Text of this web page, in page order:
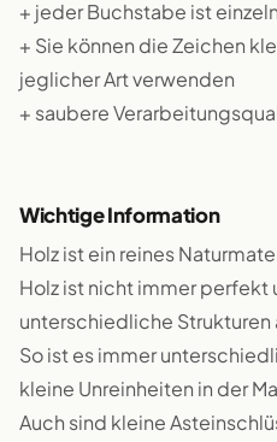
+ jeder Buchstabe ist einzeln
+ Sie können die Zeichen
jeglicher Art verwenden
+ saubere
Wichtige Information
Holz ist ein reines
Holz ist nicht immer perfekt
unterschiedliche Strukturen
So ist es immer
kleine Unreinheiten in der
Auch sind kleine